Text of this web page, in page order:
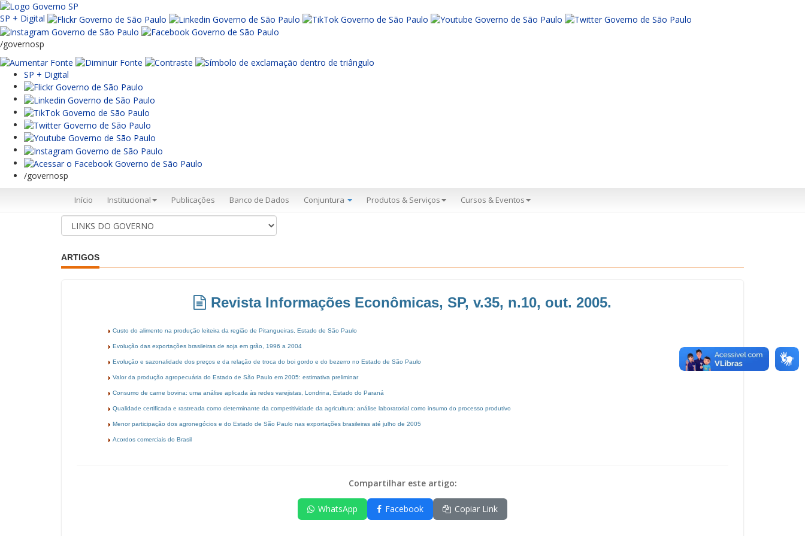
SP + Digital
/governosp
SP + Digital
/governosp
Início Institucional Publicações Banco de Dados Conjuntura Produtos & Serviços Cursos & Eventos
ARTIGOS
Revista Informações Econômicas, SP, v.35, n.10, out. 2005.
Custo do alimento na produção leiteira da região de Pitangueiras, Estado de São Paulo
Evolução das exportações brasileiras de soja em grão, 1996 a 2004
Evolução e sazonalidade dos preços e da relação de troca do boi gordo e do bezerro no Estado de São Paulo
Valor da produção agropecuária do Estado de São Paulo em 2005: estimativa preliminar
Consumo de carne bovina: uma análise aplicada às redes varejistas, Londrina, Estado do Paraná
Qualidade certificada e rastreada como determinante da competitividade da agricultura: análise laboratorial como insumo do processo produtivo
Menor participação dos agronegócios e do Estado de São Paulo nas exportações brasileiras até julho de 2005
Acordos comerciais do Brasil
Compartilhar este artigo:
WhatsApp Facebook Copiar Link